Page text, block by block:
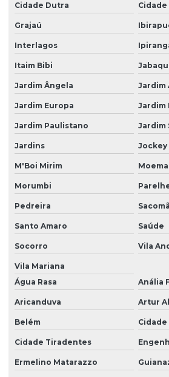
Mancal Bipartido Para Rolamentos
Mancal Com Anel Pescador De Óleo
Mancal Com Rolamento
Mancal De Rolamento
Mancal Inteiriço
Mancal Inteiriço Para Eixo De 135mm
Mancal Inteiriço Para Rolamento 222k
Mancal Para Eixo
Mancal Para Eixo De 360mm
Mancal Para Elevadores E Correias
Mancal Para Indústrias Metalúrgicas São
Mancal Para Máquinas De Transporte
Mancal Para Máquinas Industriais
Mancal Para Rolamento
Mancal Para Rolamento Série 230k
Mancal Para Rolamentos
Cidade Dutra Cidade
Grajaú
Interlagos
Itaim Bibi
Jardim Ângela Jardim
Jardim Europa Jardim
Jardim Paulistano Jardim
Jardins Jockey
M'Boi Mirim Moema
Morumbi
Pedreira Sacomã
Santo Amaro Saúde
Socorro Vila
Vila Mariana
Água Rasa
Anália
Aricanduva Artur
Belém
Cidade Tiradentes
Ermelino Matarazzo